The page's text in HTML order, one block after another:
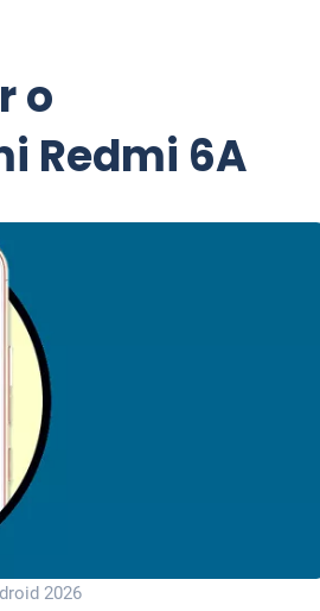
o
Redmi 6A
2026